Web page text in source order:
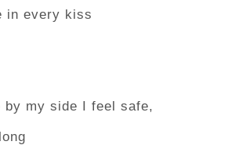
in every kiss
by my side I feel safe,